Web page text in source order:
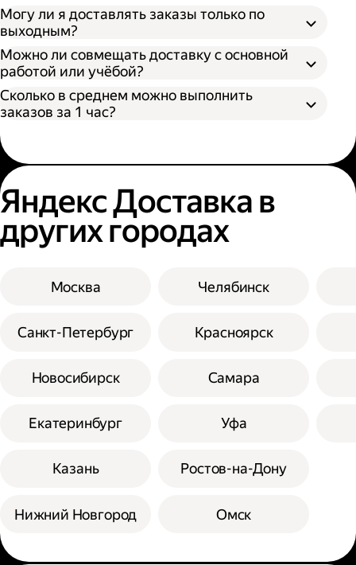
Могу ли я доставлять заказы только по
выходным?
Можно ли совмещать доставку с основной
работой или учёбой?
Сколько в среднем можно выполнить
заказов за 1 час?
Яндекс Доставка в
других городах
Москва
Санкт-Петербург
Новосибирск
Екатеринбург
Казань
Нижний Новгород
Челябинск
Красноярск
Самара
Уфа
Ростов-на-Дону
Омск